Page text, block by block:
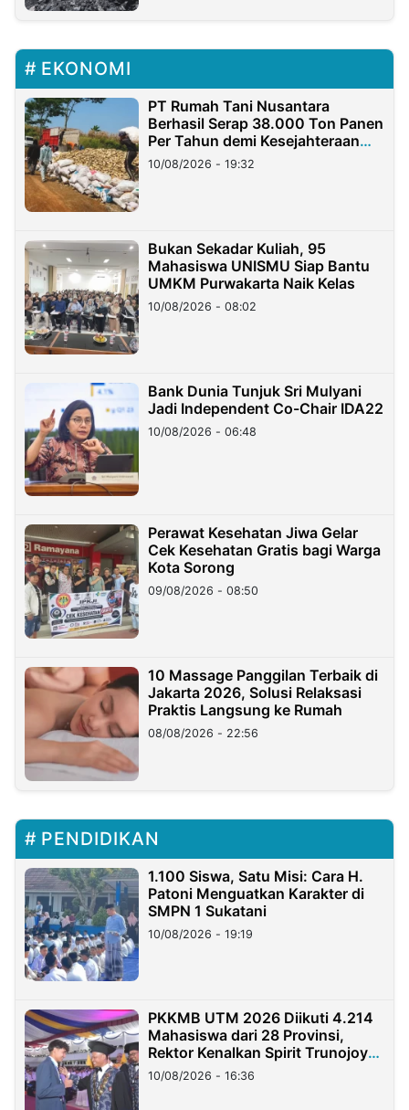
EKONOMI
PT Rumah Tani Nusantara
Berhasil Serap 38.000 Ton Panen
Per Tahun demi Kesejahteraan
Petani
10/08/2026 - 19:32
Bukan Sekadar Kuliah, 95
Mahasiswa UNISMU Siap Bantu
UMKM Purwakarta Naik Kelas
10/08/2026 - 08:02
Bank Dunia Tunjuk Sri Mulyani
Jadi Independent Co-Chair IDA22
10/08/2026 - 06:48
Perawat Kesehatan Jiwa Gelar
Cek Kesehatan Gratis bagi Warga
Kota Sorong
09/08/2026 - 08:50
10 Massage Panggilan Terbaik di
Jakarta 2026, Solusi Relaksasi
Praktis Langsung ke Rumah
08/08/2026 - 22:56
PENDIDIKAN
1.100 Siswa, Satu Misi: Cara H.
Patoni Menguatkan Karakter di
SMPN 1 Sukatani
10/08/2026 - 19:19
PKKMB UTM 2026 Diikuti 4.214
Mahasiswa dari 28 Provinsi,
Rektor Kenalkan Spirit Trunojoyo
Masa Kini
10/08/2026 - 16:36